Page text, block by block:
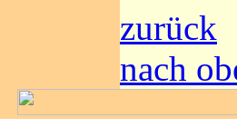
zurück
nach